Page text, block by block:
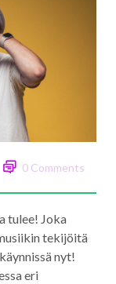
0 Comments
tulee! Joka
tekijöitä
nyt!
eri